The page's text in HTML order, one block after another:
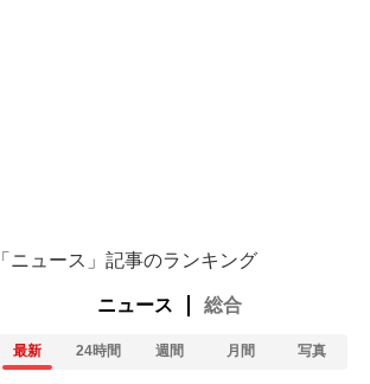
「ニュース」記事のランキング
ニュース 総合
最新 24時間 週間 月間 写真